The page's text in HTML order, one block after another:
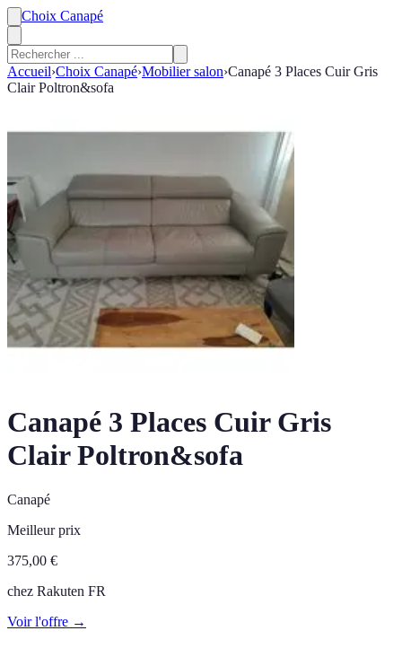
Choix Canapé
Accueil›Choix Canapé›Mobilier salon›Canapé 3 Places Cuir Gris
Clair Poltron&sofa
Canapé 3 Places Cuir Gris
Clair Poltron&sofa
Canapé
Meilleur prix
375,00 €
chez Rakuten FR
Voir l'offre →